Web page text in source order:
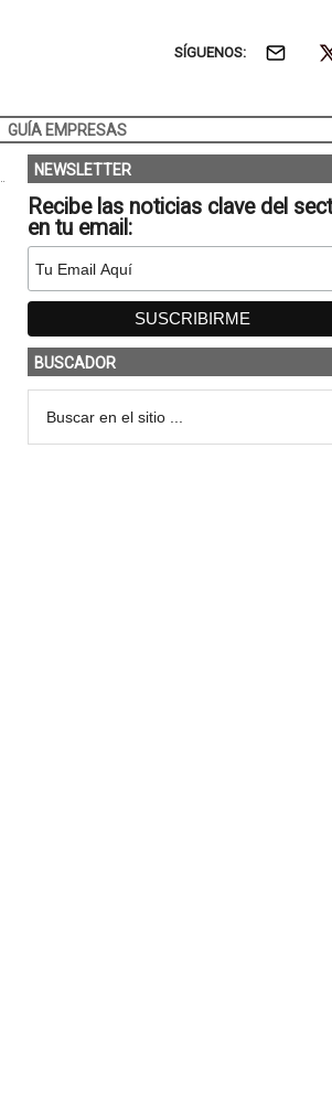
SÍGUENOS:
GUÍA EMPRESAS
NEWSLETTER
Recibe las noticias clave del
en tu email:
BUSCADOR